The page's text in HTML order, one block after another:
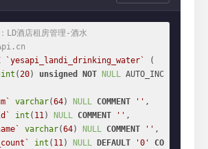
LD酒店租房管理-酒水
`yesapi_landi_drinking_water`
(
(20) unsigned NOT NULL AUTO_INC
varchar(64) NULL COMMENT '' ,
int ( 11) NULL COMMENT '' ,
varchar(64) NULL COMMENT '' ,
int ( 11) NULL DEFAULT '0'
CO